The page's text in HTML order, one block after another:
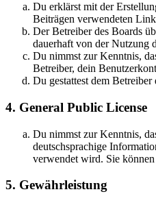
Du erklärst mit der
Beiträgen verwendeten
Der Betreiber des Boards
dauerhaft von der Nutzung
Du nimmst zur Kenntnis,
Betreiber, dein
Du gestattest dem
4. General Public License
Du nimmst zur Kenntnis,
deutschsprachige
verwendet wird. Sie
5. Gewährleistung